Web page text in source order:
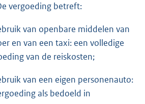
vergoeding betreft:
van openbare middelen van
en van een taxi: een volledige
van de reiskosten;
van een eigen personenauto:
als bedoeld in